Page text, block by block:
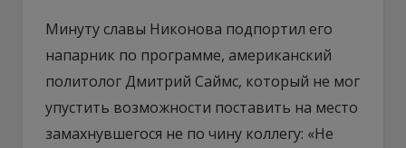
Минуту славы Никонова подпортил его
напарник по программе, американский
политолог Дмитрий Саймс, который не мог
упустить возможности поставить на место
замахнувшегося не по чину коллегу: «Не